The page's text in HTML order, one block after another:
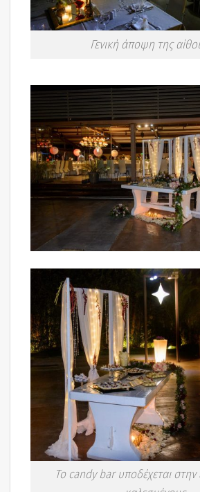
Γενική άποψη της
Το candy bar υποδέχεται στην